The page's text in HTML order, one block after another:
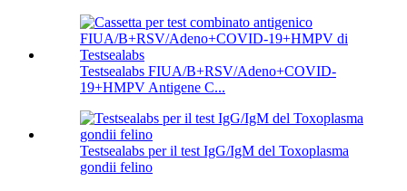
Testsealabs FIUA/B+RSV/Adeno+COVID-
19+HMPV Antigene C...
Testsealabs per il test IgG/IgM del Toxoplasma
gondii felino